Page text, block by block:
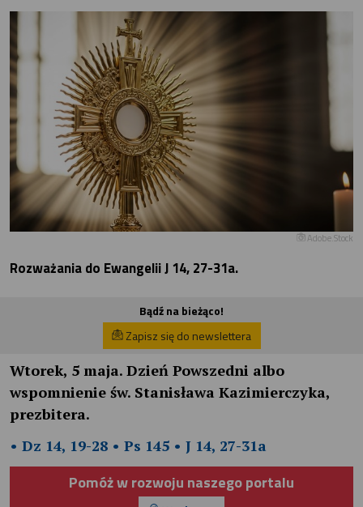
Adobe.Stock
Rozważania do Ewangelii J 14, 27-31a.
Bądź na bieżąco!
Zapisz się do newslettera
Wtorek, 5 maja. Dzień Powszedni albo
wspomnienie św. Stanisława Kazimierczyka,
prezbitera.
• Dz 14, 19-28 • Ps 145 • J 14, 27-31a
Pomóż w rozwoju naszego portalu